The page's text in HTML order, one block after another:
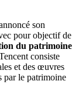
son
pour objectif de
du patrimoine
consiste
et des œuvres
par le patrimoine